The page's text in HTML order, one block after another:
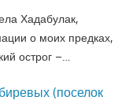
Хадабулак,
о моих предках,
острог –…
(поселок